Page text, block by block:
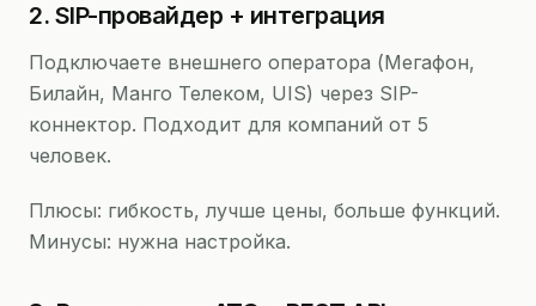
2. SIP-провайдер + интеграция
Подключаете внешнего оператора (Мегафон,
Билайн, Манго Телеком, UIS) через SIP-
коннектор. Подходит для компаний от 5
человек.
Плюсы: гибкость, лучше цены, больше функций.
Минусы: нужна настройка.